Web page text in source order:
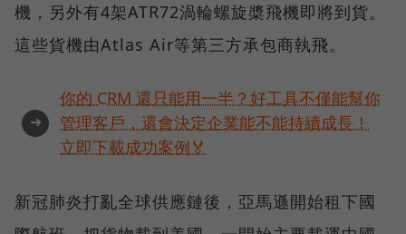
機，另外有4架ATR72渦輪螺旋槳飛機即將到貨。
這些貨機由Atlas Air等第三方承包商執飛。
➜
你的 CRM 還只能用一半？好工具不僅能幫你
管理客戶，還會決定企業能不能持續成長！
立即下載成功案例🏅
新冠肺炎打亂全球供應鏈後，亞馬遜開始租下國